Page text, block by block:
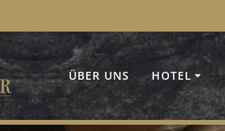
ÜBER UNS HOTEL